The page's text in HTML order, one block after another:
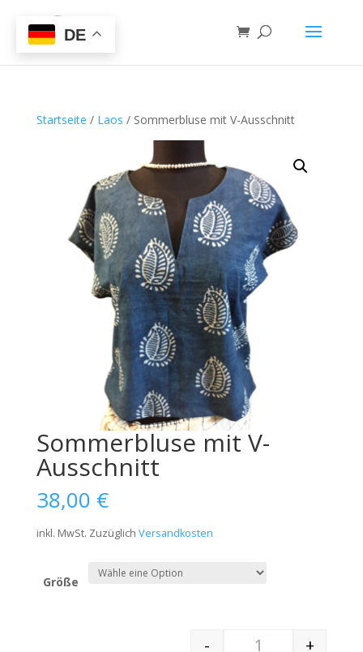
Startseite / Laos / Sommerbluse mit V-Ausschnitt
Sommerbluse mit V-
Ausschnitt
38,00 €
inkl. MwSt. Zuzüglich Versandkosten
Größe
-
+
DE